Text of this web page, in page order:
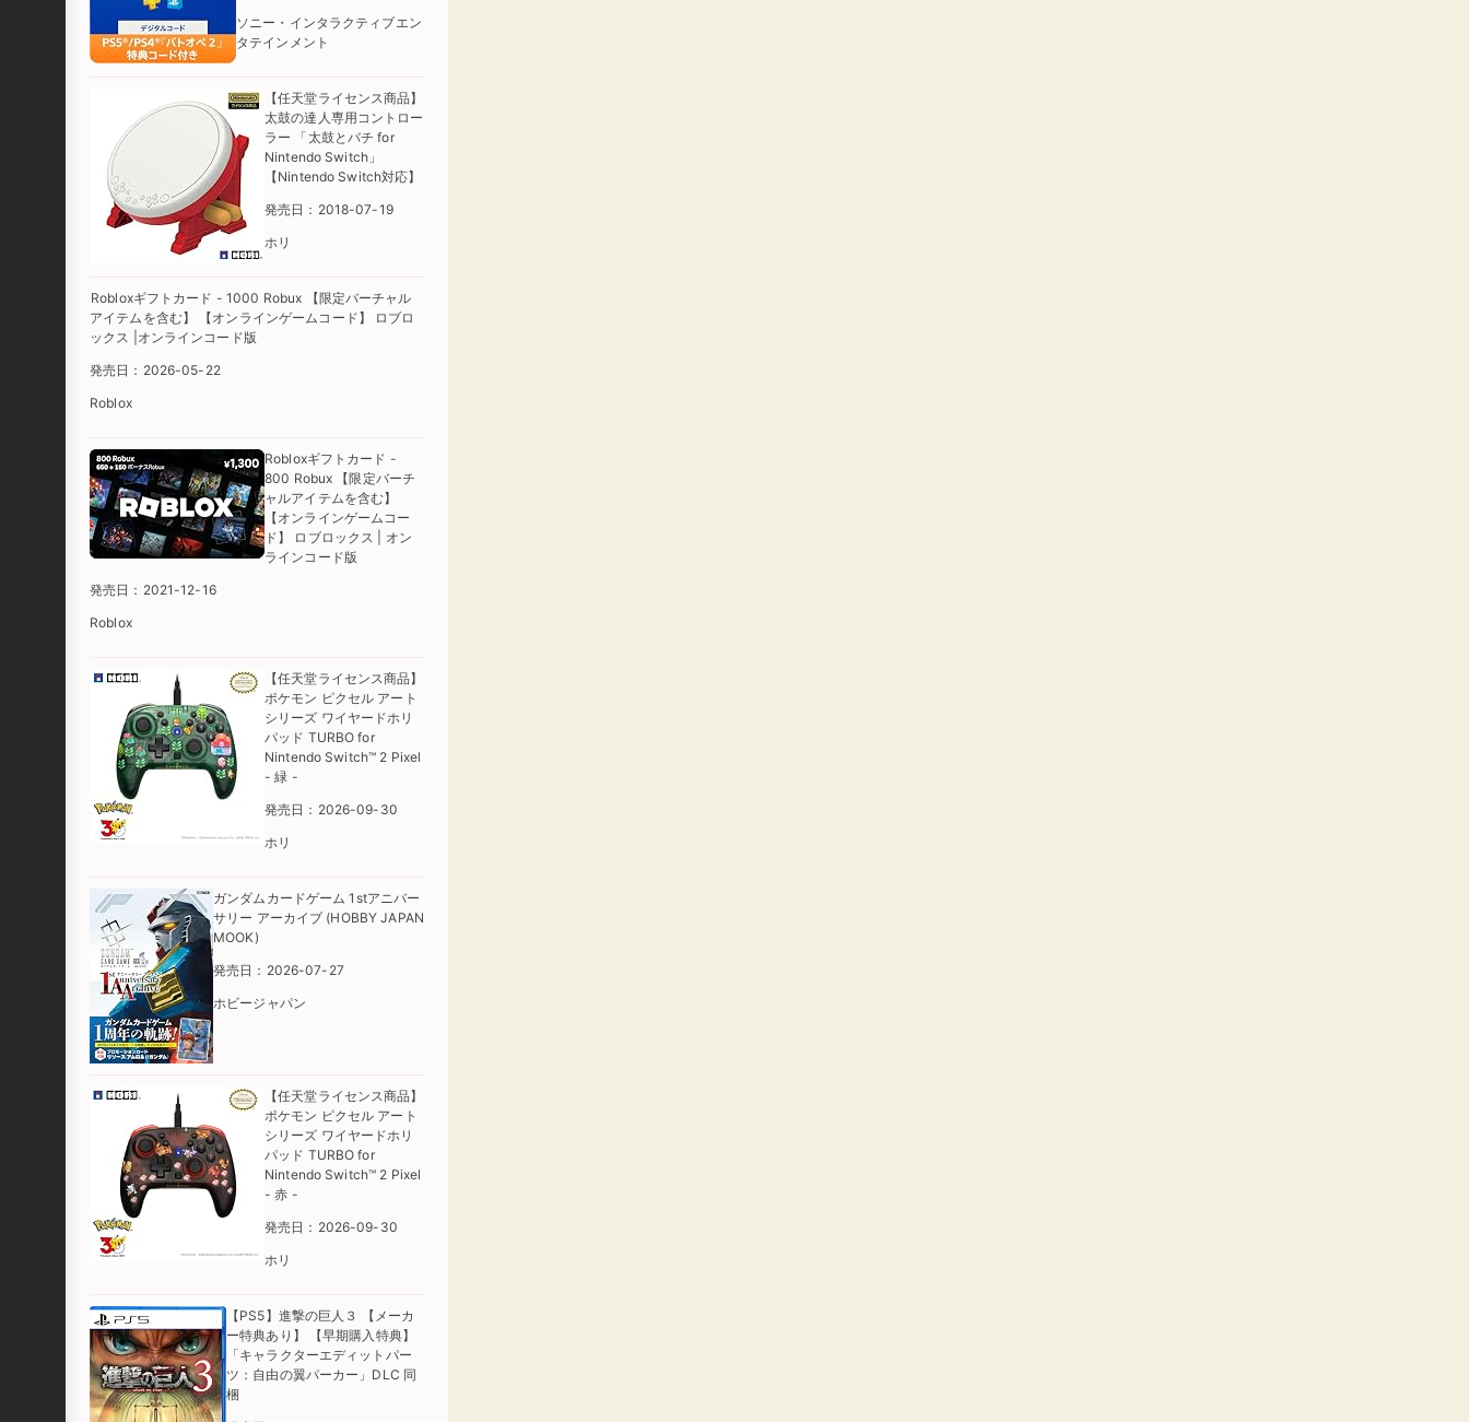
ソニー・インタラクティブエン
タテインメント
【任天堂ライセンス商品】
太鼓の達人専用コントロー
ラー 「太鼓とバチ for
Nintendo Switch」
【Nintendo Switch対応】
発売日：2018-07-19
ホリ
Robloxギフトカード - 1000 Robux 【限定バーチャル
アイテムを含む】 【オンラインゲームコード】 ロブロ
ックス |オンラインコード版
発売日：2026-05-22
Roblox
Robloxギフトカード -
800 Robux 【限定バーチ
ャルアイテムを含む】
【オンラインゲームコー
ド】 ロブロックス | オン
ラインコード版
発売日：2021-12-16
Roblox
【任天堂ライセンス商品】
ポケモン ピクセル アート
シリーズ ワイヤードホリ
パッド TURBO for
Nintendo Switch™ 2 Pixel
- 緑 -
発売日：2026-09-30
ホリ
ガンダムカードゲーム 1stアニバー
サリー アーカイブ (HOBBY JAPAN
MOOK)
発売日：2026-07-27
ホビージャパン
【任天堂ライセンス商品】
ポケモン ピクセル アート
シリーズ ワイヤードホリ
パッド TURBO for
Nintendo Switch™ 2 Pixel
- 赤 -
発売日：2026-09-30
ホリ
【PS5】進撃の巨人３ 【メーカ
ー特典あり】 【早期購入特典】
「キャラクターエディットパー
ツ：自由の翼パーカー」DLC 同
梱